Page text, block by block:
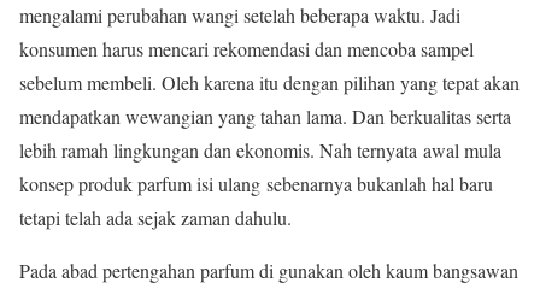
mengalami perubahan wangi setelah beberapa waktu. Jadi
konsumen harus mencari rekomendasi dan mencoba sampel
sebelum membeli. Oleh karena itu dengan pilihan yang tepat akan
mendapatkan wewangian yang tahan lama. Dan berkualitas serta
lebih ramah lingkungan dan ekonomis. Nah ternyata awal mula
konsep produk parfum isi ulang sebenarnya bukanlah hal baru
tetapi telah ada sejak zaman dahulu.
Pada abad pertengahan parfum di gunakan oleh kaum bangsawan